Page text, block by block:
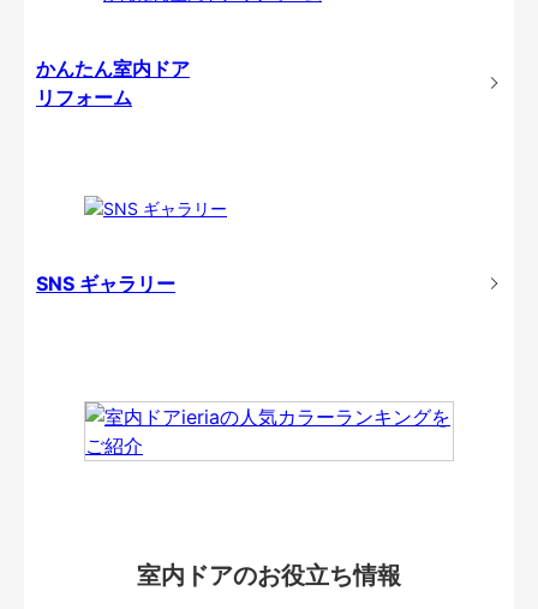
かんたん室内ドア
リフォーム
SNS ギャラリー
室内ドアのお役立ち情報